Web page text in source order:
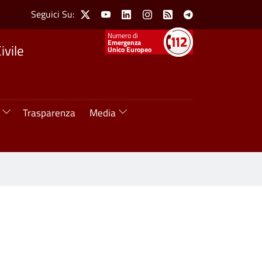
Social Menu
Seguici Su: X YoutubeLinkedinInstagram
Feed Telegram
Numeri utili
Emergenza
Unico Europeo
Trasparenza Media